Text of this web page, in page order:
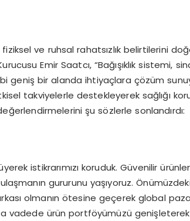
ve ruhsal rahatsızlık belirtilerini
Emir Saatcı, “Bağışıklık sistemi,
geniş bir alanda ihtiyaçlara çözüm
takviyelerle destekleyerek sağlığı
şu sözlerle sonlandırdı:
istikrarımızı koruduk. Güvenilir
gururunu yaşıyoruz.
olmanın ötesine geçerek global
vadede ürün portföyümüzü